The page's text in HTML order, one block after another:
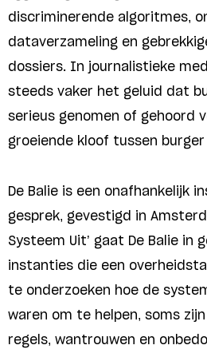
discriminerende algoritmes,
dataverzameling en
dossiers. In journalistieke
steeds vaker het geluid dat
serieus genomen of gehoord
groeiende kloof tussen
De Balie is een onafhankelijk
gesprek, gevestigd in
Systeem Uit’ gaat De Balie in
instanties die een
te onderzoeken hoe de
waren om te helpen, soms
regels, wantrouwen en